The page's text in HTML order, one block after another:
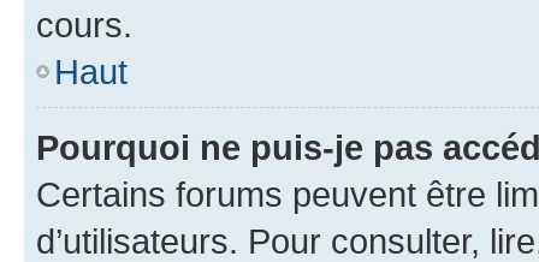
cours.
Haut
Pourquoi ne puis-je pas
Certains forums peuvent être
d’utilisateurs. Pour consulter,